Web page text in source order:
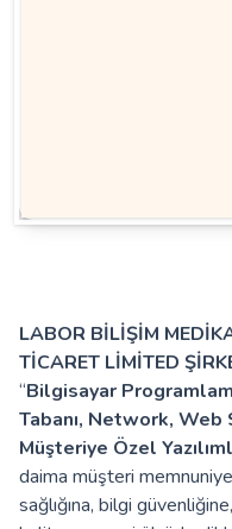
LABOR BİLİŞİM
TİCARET LİMİTED
“Bilgisayar
Tabanı, Network, Web
Müşteriye Özel
daima müşteri
sağlığına, bilgi